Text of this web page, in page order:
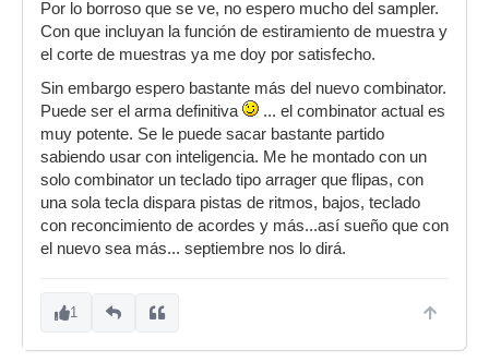
Por lo borroso que se ve, no espero mucho del sampler.
Con que incluyan la función de estiramiento de muestra y
el corte de muestras ya me doy por satisfecho.
Sin embargo espero bastante más del nuevo combinator.
Puede ser el arma definitiva
... el combinator actual es
muy potente. Se le puede sacar bastante partido
sabiendo usar con inteligencia. Me he montado con un
solo combinator un teclado tipo arrager que flipas, con
una sola tecla dispara pistas de ritmos, bajos, teclado
con reconcimiento de acordes y más...así sueño que con
el nuevo sea más... septiembre nos lo dirá.
1